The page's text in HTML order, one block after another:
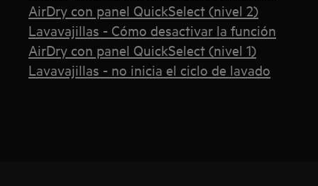
AirDry con panel QuickSelect (nivel 2)
Lavavajillas - Cómo desactivar la función
AirDry con panel QuickSelect (nivel 1)
Lavavajillas - no inicia el ciclo de lavado